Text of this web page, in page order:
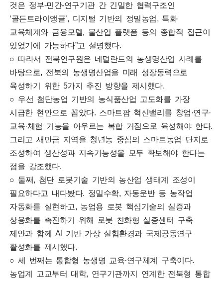
것은 정부-민간-연구기관 간 긴밀한 협력구조인
‘골든트라이앵글’, 디지털 기반의 정밀농업, 특화
교육체계와 금융모델, 물산업 플랫폼 등의 종합적 접근이
있었기에 가능하다”고 설명했다.
○ 따라서 전북연구원은 네덜란드의 농생명산업 사례를
바탕으로, 전북의 농생명산업을 미래 성장동력으로
육성하기 위한 5가지 추진 방향을 제시했다.
○ 우선 첨단농업 기반의 농식품산업 고도화를 가장
시급한 현안으로 꼽았다. 스마트팜 혁신밸리를 창업·연구·
교육·체험 기능을 아우르는 복합 거점으로 육성해야 한다.
그리고 새만금 지역을 청년농 중심의 스마트농업 단지로
조성하여 생산성과 지속가능성을 모두 확보해야 한다는
점을 강조했다.
○ 둘째, 첨단 로봇기술 기반의 농산업 생태계 조성이
필요하다고 내다봤다. 정밀수확, 자동운반 등 농작업
자동화를 실현하고, 농업용 로봇 핵심기술의 실증과
상용화를 촉진하기 위해 로봇 친화형 실증센터 구축
제안과 함께 AI 기반 가상 실험환경과 국제공동연구
활성화를 제시했다.
○ 세 번째는 통합형 농생명 교육·연구체계 구축이다.
농업계 고교부터 대학, 연구기관까지 연계한 전북형 통합